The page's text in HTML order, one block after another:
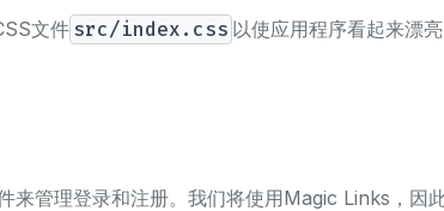
文件src/index.css 以使应用程序看起来漂
来管理登录和注册。我们将使用Magic Links，因